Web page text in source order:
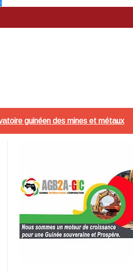
guinéen des mines et métaux